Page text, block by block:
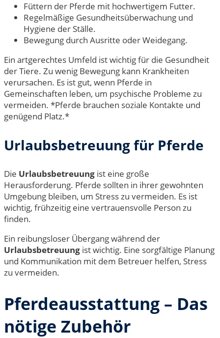
Füttern der Pferde mit hochwertigem Futter.
Regelmäßige Gesundheitsüberwachung und
Hygiene der Ställe.
Bewegung durch Ausritte oder Weidegang.
Ein artgerechtes Umfeld ist wichtig für die Gesundheit
der Tiere. Zu wenig Bewegung kann Krankheiten
verursachen. Es ist gut, wenn Pferde in
Gemeinschaften leben, um psychische Probleme zu
vermeiden. *Pferde brauchen soziale Kontakte und
genügend Platz.*
Urlaubsbetreuung für Pferde
Die Urlaubsbetreuung ist eine große
Herausforderung. Pferde sollten in ihrer gewohnten
Umgebung bleiben, um Stress zu vermeiden. Es ist
wichtig, frühzeitig eine vertrauensvolle Person zu
finden.
Ein reibungsloser Übergang während der
Urlaubsbetreuung ist wichtig. Eine sorgfältige Planung
und Kommunikation mit dem Betreuer helfen, Stress
zu vermeiden.
Pferdeausstattung – Das
nötige Zubehör